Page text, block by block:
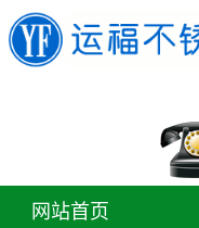
网站首页